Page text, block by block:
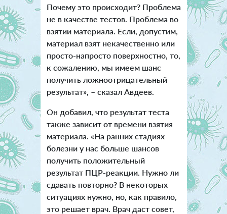
Почему это происходит? Проблема
не в качестве тестов. Проблема во
взятии материала. Если, допустим,
материал взят некачественно или
просто-напросто поверхностно, то,
к сожалению, мы имеем шанс
получить ложноотрицательный
результат», – сказал Авдеев.
Он добавил, что результат теста
также зависит от времени взятия
материала. «На ранних стадиях
болезни у нас больше шансов
получить положительный
результат ПЦР-реакции. Нужно ли
сдавать повторно? В некоторых
ситуациях нужно, но, как правило,
это решает врач. Врач даст совет,